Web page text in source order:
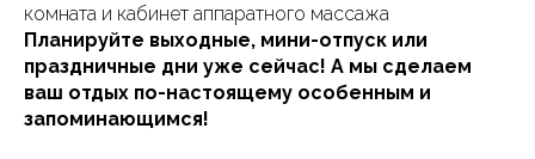
комната и кабинет аппаратного массажа
Планируйте выходные, мини-отпуск или
праздничные дни уже сейчас! А мы сделаем
ваш отдых по-настоящему особенным и
запоминающимся!